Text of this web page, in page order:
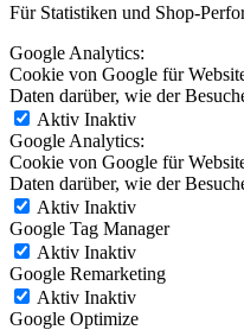
Für Statistiken und Shop-
Google Analytics:
Cookie von Google für
Daten darüber, wie der
Aktiv Inaktiv
Google Analytics:
Cookie von Google für
Daten darüber, wie der
Aktiv Inaktiv
Google Tag Manager
Aktiv Inaktiv
Google Remarketing
Aktiv Inaktiv
Google Optimize